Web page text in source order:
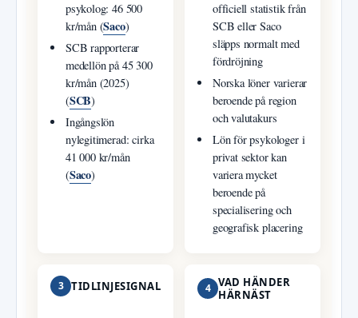
psykolog: 46 500
kr/mån (Saco)
SCB rapporterar
medellön på 45 300
kr/mån (2025)
(SCB)
Ingångslön
nylegitimerad: cirka
41 000 kr/mån
(Saco)
officiell statistik från
SCB eller Saco
släpps normalt med
fördröjning
Norska löner varierar
beroende på region
och valutakurs
Lön för psykologer i
privat sektor kan
variera mycket
beroende på
specialisering och
geografisk placering
3 TIDLINJESIGNAL 4 VAD HÄNDER
HÄRNÄST